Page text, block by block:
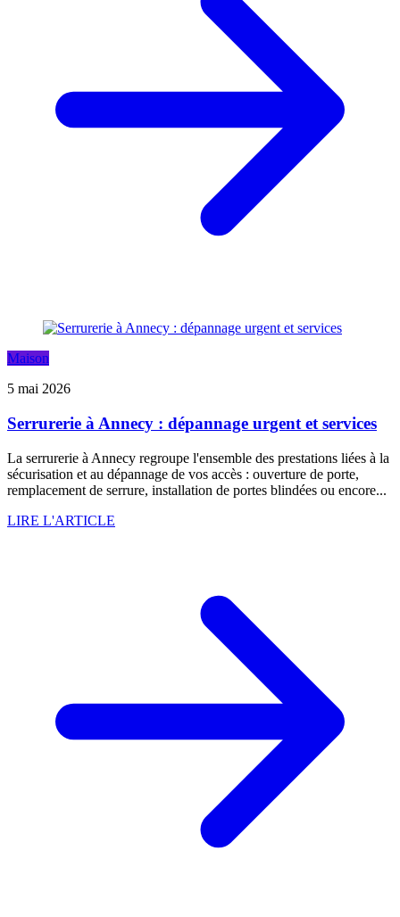
Maison
5 mai 2026
Serrurerie à Annecy : dépannage urgent et services
La serrurerie à Annecy regroupe l'ensemble des prestations liées à la
sécurisation et au dépannage de vos accès : ouverture de porte,
remplacement de serrure, installation de portes blindées ou encore...
LIRE L'ARTICLE